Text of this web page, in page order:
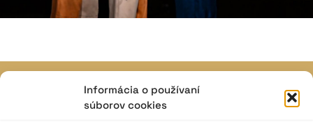
Informácia o používaní
súborov cookies